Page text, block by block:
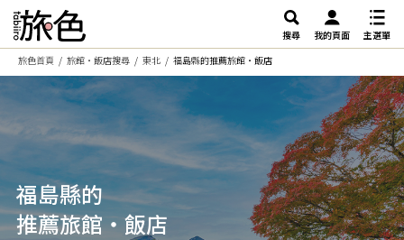
搜尋 我的頁面
主選單
旅色首頁
旅館・飯店搜尋 東北 福島縣的推薦旅館・飯店
福島縣的
推薦旅館・飯店